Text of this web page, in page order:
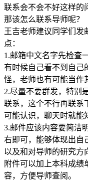
联系会不会不好这样的
那该怎么联系导师呢？
王吉老师建议同学们发
点：
1.邮箱中文名字先检查
有时候自己看不到自己
怪，老师也有可能当作
2.尽量不要群发，特别
联系，这个不行再联系
可能认识，聊天时就能
3.邮件应该内容要简洁
右即可，能够体现出自
以及和对导师的研究方
附件可以加上本科成绩
容，方便导师查阅。